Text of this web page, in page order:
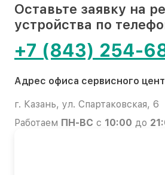
Оставьте заявку на
устройства по
+7 (843) 254-
Адрес офиса сервисного
г. Казань, ул. Спартаковская, 6
Работаем ПН-ВС с 10:00 до